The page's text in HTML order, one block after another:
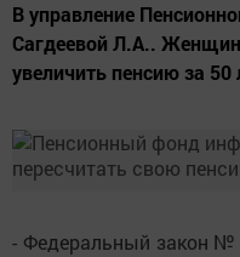
В управление
Сагдеевой Л.А..
увеличить пенсию за 50
- Федеральный закон №